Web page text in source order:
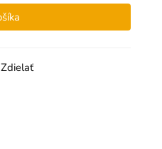
Zdielať